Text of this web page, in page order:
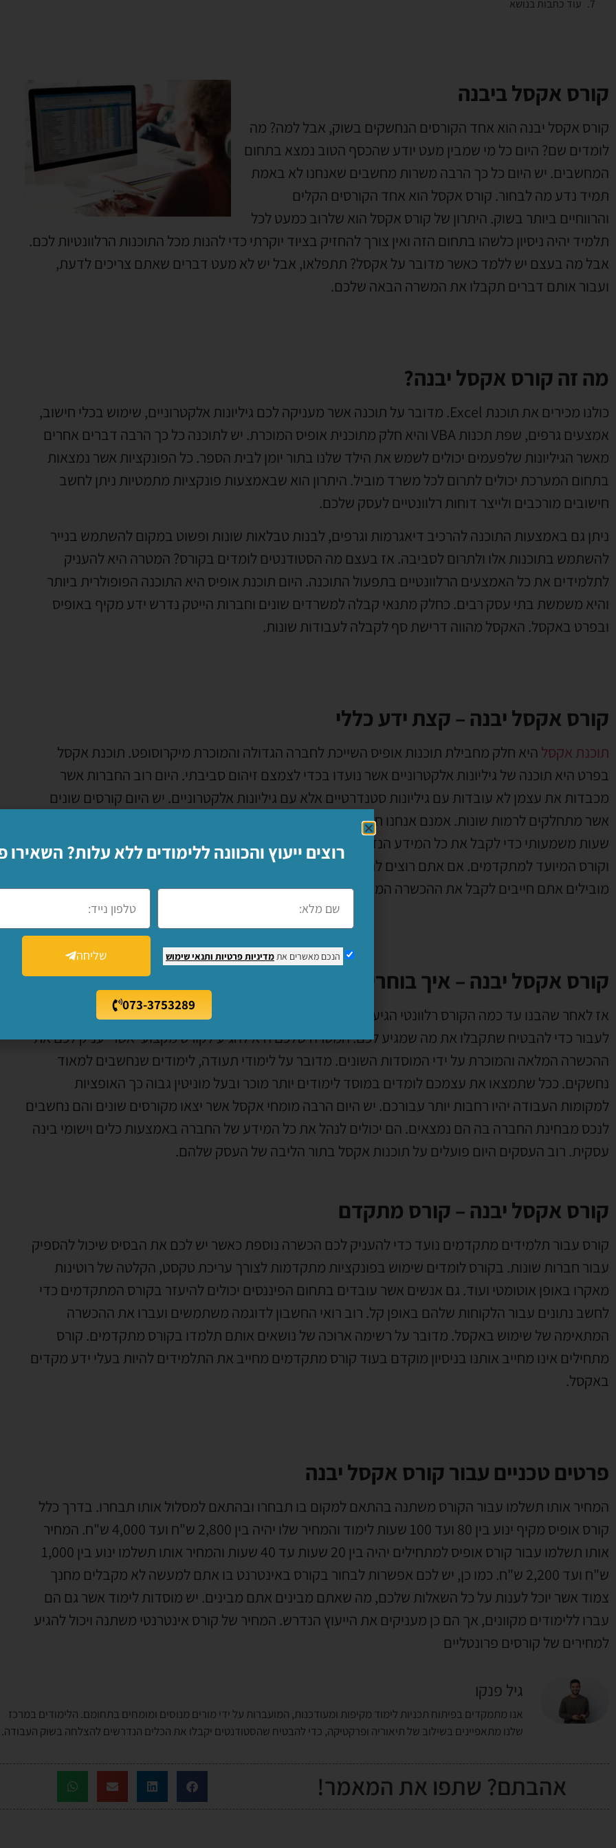
עוד כתבות בנושא
קורס אקסל ביבנה
קורס אקסל יבנה הוא אחד הקורסים הנחשקים בשוק, אבל למה? מה
לומדים שם? היום כל מי שמבין מעט יודע שהכסף הטוב נמצא בתחום
המחשבים. יש היום כל כך הרבה משרות מחשבים שאנחנו לא באמת
תמיד נדע מה לבחור. קורס אקסל הוא אחד הקורסים הקלים
והרווחיים ביותר בשוק. היתרון של קורס אקסל הוא שלרוב כמעט לכל
תלמיד יהיה ניסיון כלשהו בתחום הזה ואין צורך להחזיק בציוד יוקרתי כדי להנות מכל התוכנות הרלוונטיות לכם.
אבל מה בעצם יש ללמד כאשר מדובר על אקסל? תתפלאו, אבל יש לא מעט דברים שאתם צריכים לדעת,
ועבור אותם דברים תקבלו את המשרה הבאה שלכם.
מה זה קורס אקסל יבנה?
כולנו מכירים את תוכנת Excel. מדובר על תוכנה אשר מעניקה לכם גיליונות אלקטרוניים, שימוש בכלי חישוב,
אמצעים גרפים, שפת תכנות VBA והיא חלק מתוכנית אופיס המוכרת. יש לתוכנה כל כך הרבה דברים אחרים
מאשר הגיליונות שלפעמים יכולים לשמש את הילד שלנו בתור יומן לבית הספר. כל הפונקציות אשר נמצאות
בתחום המערכת יכולים לתרום לכל משרד מוביל. היתרון הוא שבאמצעות פונקציות מתמטיות ניתן לחשב
חישובים מורכבים ולייצר דוחות רלוונטיים לעסק שלכם.
ניתן גם באמצעות התוכנה להרכיב דיאגרמות וגרפים, לבנות טבלאות שונות ופשוט במקום להשתמש בנייר
להשתמש בתוכנות אלו ולתרום לסביבה. אז בעצם מה הסטודנטים לומדים בקורס? המטרה היא להעניק
לתלמידים את כל האמצעים הרלוונטיים בתפעול התוכנה. היום תוכנת אופיס היא התוכנה הפופולרית ביותר
והיא משמשת בתי עסק רבים. כחלק מתנאי קבלה למשרדים שונים וחברות הייטק נדרש ידע מקיף באופיס
ובפרט באקסל. האקסל מהווה דרישת סף לקבלה לעבודות שונות.
קורס אקסל יבנה – קצת ידע כללי
תוכנת אקסל היא חלק מחבילת תוכנות אופיס השייכת לחברה הגדולה והמוכרת מיקרוסופט. תוכנת אקסל
בפרט היא תוכנה של גיליונות אלקטרוניים אשר נועדו בכדי לצמצם זיהום סביבתי. היום רוב החברות אשר
מכבדות את עצמן לא עובדות עם גיליונות סטנדרטיים אלא עם גיליונות אלקטרוניים. יש היום קורסים שונים
אשר מתחלקים לרמות שונות. אמנם אנחנו חושבים שמדובר על תוכנה מאוד פשוטה, אבל אתם צריכים היקף
שעות משמעותי כדי לקבל את כל המידע הנדרש להתקבל לחברות הגדולות. יש קורס אקסל המיועד למתחילים
וקורס המיועד למתקדמים. אם אתם רוצים להכיר לעומק את תוכנת האופיס ולהשתלב בעבודה במקומות
מובילים אתם חייבים לקבל את ההכשרה המתאימה.
קורס אקסל יבנה – איך בוחרים את מוסד הלימודים?
אז לאחר שהבנו עד כמה הקורס רלוונטי הגיע הזמן להתחיל להזיז דברים. עם זאת, יש עוד שלב שאתם חייבים
לעבור כדי להבטיח שתקבלו את מה שמגיע לכם. המטרה שלכם היא להגיע לקורס מקצועי אשר יעניק לכם את
ההכשרה המלאה והמוכרת על ידי המוסדות השונים. מדובר על לימודי תעודה, לימודים שנחשבים למאוד
נחשקים. ככל שתמצאו את עצמכם לומדים במוסד לימודים יותר מוכר ובעל מוניטין גבוה כך האופציות
למקומות העבודה יהיו רחבות יותר עבורכם. יש היום הרבה מומחי אקסל אשר יצאו מקורסים שונים והם נחשבים
לנכס מבחינת החברה בה הם נמצאים. הם יכולים לנהל את כל המידע של החברה באמצעות כלים וישומי בינה
עסקית. רוב העסקים היום פועלים על תוכנות אקסל בתור הליבה של העסק שלהם.
קורס אקסל יבנה – קורס מתקדם
קורס עבור תלמידים מתקדמים נועד כדי להעניק לכם הכשרה נוספת כאשר יש לכם את הבסיס שיכול להספיק
עבור חברות שונות. בקורס לומדים שימוש בפונקציות מתקדמות לצורך עריכת טקסט, הקלטה של רוטינות
מאקרו באופן אוטומטי ועוד. גם אנשים אשר עובדים בתחום הפיננסים יכולים להיעזר בקורס המתקדמים כדי
לחשב נתונים עבור הלקוחות שלהם באופן קל. רוב רואי החשבון לדוגמה משתמשים ועברו את ההכשרה
המתאימה של שימוש באקסל. מדובר על רשימה ארוכה של נושאים אותם תלמדו בקורס מתקדמים. קורס
מתחילים אינו מחייב אותנו בניסיון מוקדם בעוד קורס מתקדמים מחייב את התלמידים להיות בעלי ידע מקדים
באקסל.
פרטים טכניים עבור קורס אקסל יבנה
המחיר אותו תשלמו עבור הקורס משתנה בהתאם למקום בו תבחרו ובהתאם למסלול אותו תבחרו. בדרך כלל
קורס אופיס מקיף ינוע בין 80 ועד 100 שעות לימוד והמחיר שלו יהיה בין 2,800 ש"ח ועד 4,000 ש"ח. המחיר
אותו תשלמו עבור קורס אופיס למתחילים יהיה בין 20 שעות עד 40 שעות והמחיר אותו תשלמו ינוע בין 1,000
ש"ח ועד 2,200 ש"ח. כמו כן, יש לכם אפשרות לבחור בקורס באינטרנט בו אתם למעשה לא מקבלים מחנך
צמוד אשר יוכל לענות על כל השאלות שלכם, מה שאתם מבינים אתם מבינים. יש מוסדות לימוד אשר גם הם
עברו ללימודים מקוונים, אך הם כן מעניקים את הייעוץ הנדרש. המחיר של קורס אינטרנטי משתנה ויכול להגיע
למחירים של קורסים פרונטליים
גיל פנקו
אנו מתמקדים בפיתוח תכניות לימוד מקיפות ומעודכנות, המועברות על ידי מורים מנוסים ומומחים בתחומם. הלימודים במרכז
שלנו מתאפיינים בשילוב של תיאוריה ופרקטיקה, כדי להבטיח שהסטודנטים יקבלו את הכלים הנדרשים להצלחה בשוק העבודה.
אהבתם? שתפו את המאמר!
רוצים ייעוץ והכוונה ללימודים ללא עלות? השאירו
הנכם מאשרים אתמדיניות פרטיות ותנאי שימוש שליחה
073-3753289